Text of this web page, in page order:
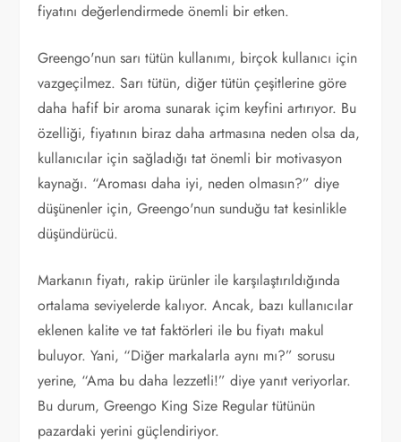
fiyatını değerlendirmede önemli bir etken.
Greengo'nun sarı tütün kullanımı, birçok kullanıcı için
vazgeçilmez. Sarı tütün, diğer tütün çeşitlerine göre
daha hafif bir aroma sunarak içim keyfini artırıyor. Bu
özelliği, fiyatının biraz daha artmasına neden olsa da,
kullanıcılar için sağladığı tat önemli bir motivasyon
kaynağı. “Aroması daha iyi, neden olmasın?” diye
düşünenler için, Greengo'nun sunduğu tat kesinlikle
düşündürücü.
Markanın fiyatı, rakip ürünler ile karşılaştırıldığında
ortalama seviyelerde kalıyor. Ancak, bazı kullanıcılar
eklenen kalite ve tat faktörleri ile bu fiyatı makul
buluyor. Yani, “Diğer markalarla aynı mı?” sorusu
yerine, “Ama bu daha lezzetli!” diye yanıt veriyorlar.
Bu durum, Greengo King Size Regular tütünün
pazardaki yerini güçlendiriyor.